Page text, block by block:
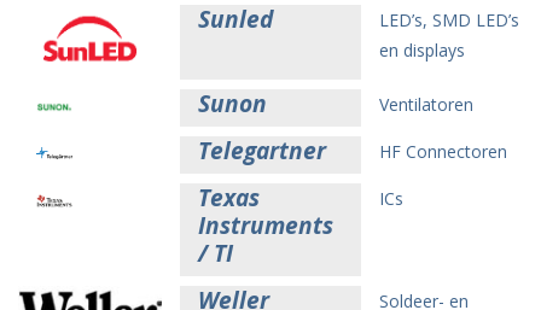
Sunled
LED’s, SMD LED’s
en displays
Sunon Ventilatoren
Telegartner HF Connectoren
Texas
Instruments
/ TI
ICs
Weller
Soldeer- en